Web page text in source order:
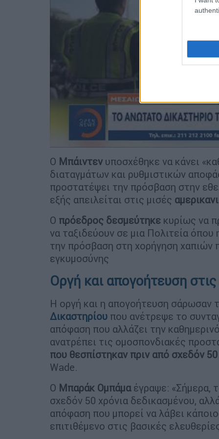
Ο Μπάιντεν υποσχέθηκε να κάνει
διαταγμάτων και ρυθμιστικών
προστατέψει την πρόσβαση στην
εξής απειλείται στις μισές
Ο πρόεδρος δεσμεύτηκε κυρίως να
να ταξιδεύουν σε μια Πολιτεία
την πρόσβαση στη χορήγηση χαπιών
εγκυμοσύνης
Οργή και απογοήτευση
Η οργή και η απογοήτευση σάρωσαν
Δικαστηρίου που ανέτρεψε το
απόφαση που αλλάζει την
ανατρέπει τις ομοσπονδιακές
που θεσπίστηκαν πριν από σχεδόν 50
Wade.
Ο Μπαράκ Ομπάμαέγραψε: «Σήμερα,
σχεδόν 50 χρόνια δεδικασμένου,
απόφαση που μπορεί να λάβει
επιτιθέμενο στις βασικές